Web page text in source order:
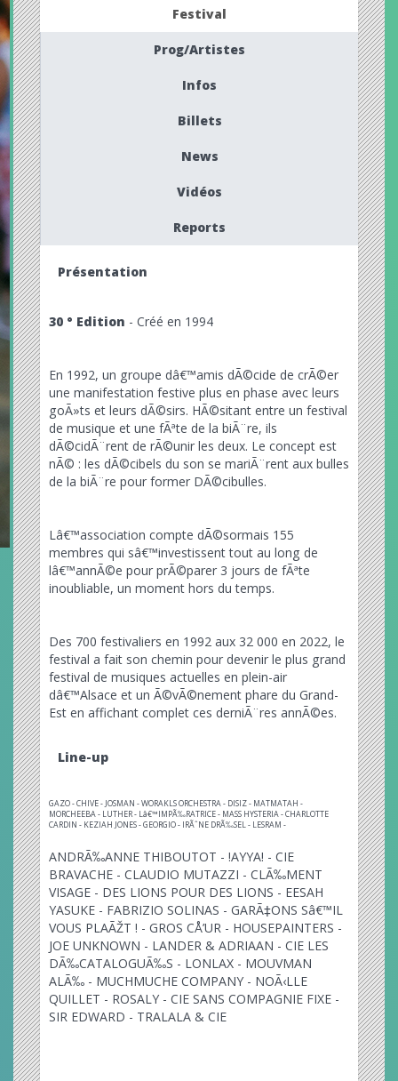
Festival
Prog/Artistes
Infos
Billets
News
Vidéos
Reports
Présentation
30 ° Edition - Créé en 1994
En 1992, un groupe dâ€™amis dÃ©cide de crÃ©er
une manifestation festive plus en phase avec leurs
goÃ»ts et leurs dÃ©sirs. HÃ©sitant entre un festival
de musique et une fÃªte de la biÃ¨re, ils
dÃ©cidÃ¨rent de rÃ©unir les deux. Le concept est
nÃ© : les dÃ©cibels du son se mariÃ¨rent aux bulles
de la biÃ¨re pour former DÃ©cibulles.
Lâ€™association compte dÃ©sormais 155
membres qui sâ€™investissent tout au long de
lâ€™annÃ©e pour prÃ©parer 3 jours de fÃªte
inoubliable, un moment hors du temps.
Des 700 festivaliers en 1992 aux 32 000 en 2022, le
festival a fait son chemin pour devenir le plus grand
festival de musiques actuelles en plein-air
dâ€™Alsace et un Ã©vÃ©nement phare du Grand-
Est en affichant complet ces derniÃ¨res annÃ©es.
Line-up
GAZO - CHIVE - JOSMAN - WORAKLS ORCHESTRA - DISIZ - MATMATAH -
MORCHEEBA - LUTHER - Lâ€™IMPÃ‰RATRICE - MASS HYSTERIA - CHARLOTTE
CARDIN - KEZIAH JONES - GEORGIO - IRÃˆNE DRÃ‰SEL - LESRAM -
ANDRÃ‰ANNE THIBOUTOT - !AYYA! - CIE
BRAVACHE - CLAUDIO MUTAZZI - CLÃ‰MENT
VISAGE - DES LIONS POUR DES LIONS - EESAH
YASUKE - FABRIZIO SOLINAS - GARÃ‡ONS Sâ€™IL
VOUS PLAÃŽT ! - GROS CÅ’UR - HOUSEPAINTERS -
JOE UNKNOWN - LANDER & ADRIAAN - CIE LES
DÃ‰CATALOGUÃ‰S - LONLAX - MOUVMAN
ALÃ‰ - MUCHMUCHE COMPANY - NOÃ‹LLE
QUILLET - ROSALY - CIE SANS COMPAGNIE FIXE -
SIR EDWARD - TRALALA & CIE